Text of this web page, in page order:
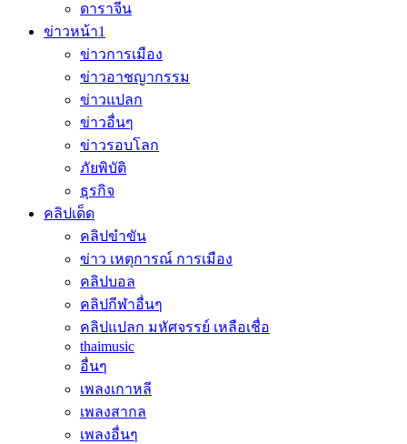
ดาราจีน
ข่าวหน้า1
ข่าวการเมือง
ข่าวอาชญากรรม
ข่าวแปลก
ข่าวอื่นๆ
ข่าวรอบโลก
ภัยพิบัติ
ธุรกิจ
คลิปเด็ด
คลิปขำขัน
ข่าว เหตุการณ์ การเมือง
คลิปบอล
คลิปกีฬาอื่นๆ
คลิปแปลก มหัศจรรย์ เหลือเชื่อ
thaimusic
อื่นๆ
เพลงเกาหลี
เพลงสากล
เพลงอื่นๆ